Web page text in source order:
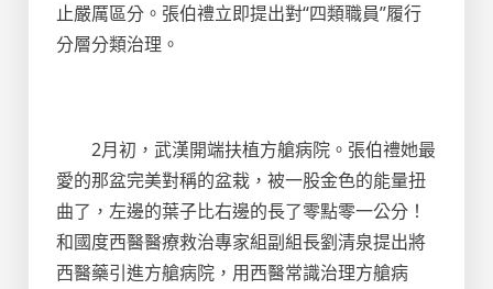
止嚴厲區分。張伯禮立即提出對“四類職員”履行
分層分類治理。
2月初，武漢開端扶植方艙病院。張伯禮她最
愛的那盆完美對稱的盆栽，被一股金色的能量扭
曲了，左邊的葉子比右邊的長了零點零一公分！
和國度西醫醫療救治專家組副組長劉清泉提出將
西醫藥引進方艙病院，用西醫常識治理方艙病